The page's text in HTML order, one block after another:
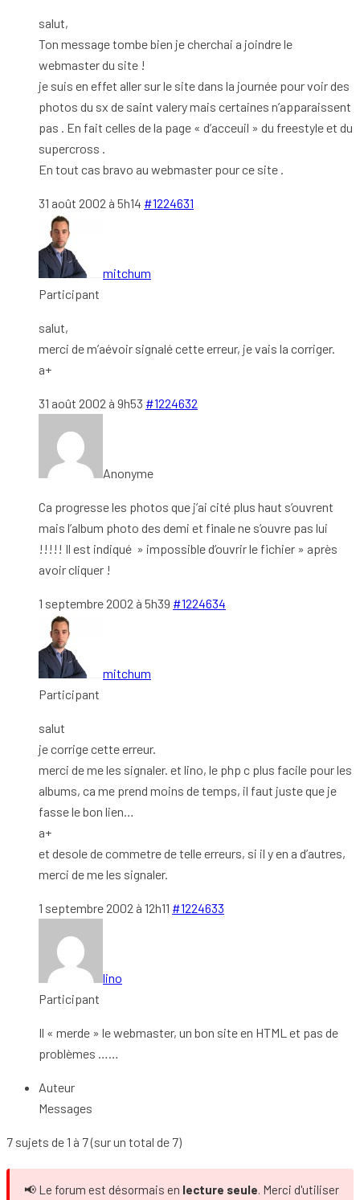
salut,
Ton message tombe bien je cherchai a joindre le
webmaster du site !
je suis en effet aller sur le site dans la journée pour voir des
photos du sx de saint valery mais certaines n’apparaissent
pas . En fait celles de la page « d’acceuil » du freestyle et du
supercross .
En tout cas bravo au webmaster pour ce site .
31 août 2002 à 5h14 #1224631
mitchum
Participant
salut,
merci de m’aévoir signalé cette erreur, je vais la corriger.
a+
31 août 2002 à 9h53 #1224632
Anonyme
Ca progresse les photos que j’ai cité plus haut s’ouvrent
mais l’album photo des demi et finale ne s’ouvre pas lui
!!!!! Il est indiqué » impossible d’ouvrir le fichier » après
avoir cliquer !
1 septembre 2002 à 5h39 #1224634
mitchum
Participant
salut
je corrige cette erreur.
merci de me les signaler. et lino, le php c plus facile pour les
albums, ca me prend moins de temps, il faut juste que je
fasse le bon lien…
a+
et desole de commetre de telle erreurs, si il y en a d’autres,
merci de me les signaler.
1 septembre 2002 à 12h11 #1224633
lino
Participant
Il « merde » le webmaster, un bon site en HTML et pas de
problèmes ……
Auteur
Messages
7 sujets de 1 à 7 (sur un total de 7)
📢 Le forum est désormais en lecture seule. Merci d'utiliser